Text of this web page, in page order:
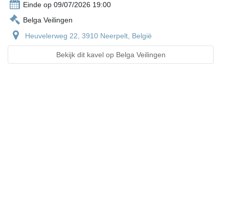
Einde op 09/07/2026 19:00
Belga Veilingen
Heuvelerweg 22, 3910 Neerpelt, België
Bekijk dit kavel op Belga Veilingen